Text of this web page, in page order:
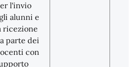
l'invio
alunni e
ricezione
parte dei
con